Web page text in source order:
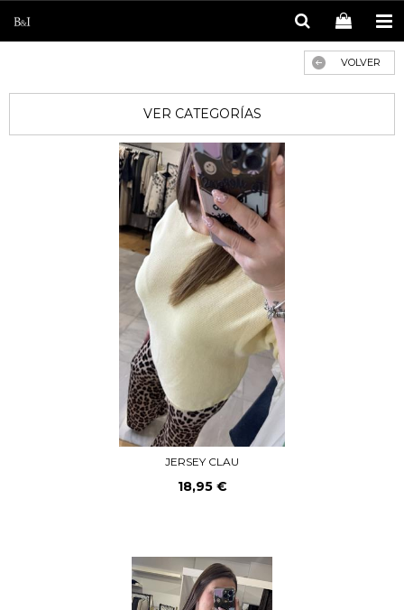
VOLVER
VER CATEGORÍAS
JERSEY CLAU
18,95 €